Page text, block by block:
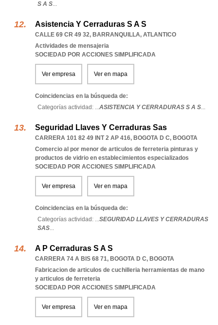
S A S...
Asistencia Y Cerraduras S A S
CALLE 69 CR 49 32, BARRANQUILLA, ATLANTICO
Actividades de mensajeria
SOCIEDAD POR ACCIONES SIMPLIFICADA
Ver empresa Ver en mapa
Coincidencias en la búsqueda de:
Categorías actividad: ...ASISTENCIA Y CERRADURAS S A S...
Seguridad Llaves Y Cerraduras Sas
CARRERA 101 82 49 INT 2 AP 416, BOGOTA D C, BOGOTA
Comercio al por menor de articulos de ferreteria pinturas y
productos de vidrio en establecimientos especializados
SOCIEDAD POR ACCIONES SIMPLIFICADA
Ver empresa Ver en mapa
Coincidencias en la búsqueda de:
Categorías actividad: ...SEGURIDAD LLAVES Y CERRADURAS
SAS...
A P Cerraduras S A S
CARRERA 74 A BIS 68 71, BOGOTA D C, BOGOTA
Fabricacion de articulos de cuchilleria herramientas de mano
y articulos de ferreteria
SOCIEDAD POR ACCIONES SIMPLIFICADA
Ver empresa Ver en mapa